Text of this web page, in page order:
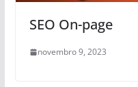
SEO On-page
novembro 9, 2023